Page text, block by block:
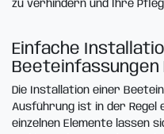
zu verhindern und Ihre
Einfache
Beeteinfassungen
Die Installation einer
Ausführung ist in der Regel
einzelnen Elemente lassen